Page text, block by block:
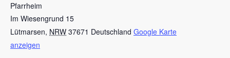
Pfarrheim
Im Wiesengrund 15
Lütmarsen, NRW 37671 Deutschland Google Karte
anzeigen